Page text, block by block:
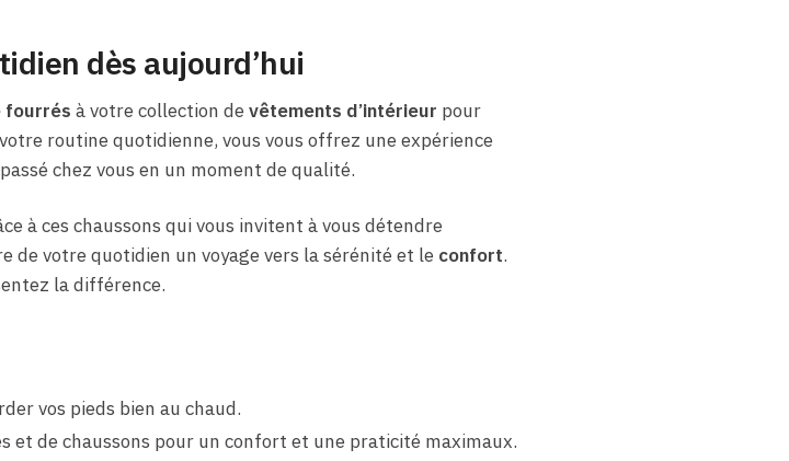
dès aujourd’hui
fourrés à votre collection devêtements d’intérieur pour
routine quotidienne, vous vous offrez une expérience
chez vous en un moment de qualité.
à ces chaussons qui vous invitent à vous détendre
de votre quotidien un voyage vers la sérénité et le confort.
la différence.
vos pieds bien au chaud.
et de chaussons pour un confort et une praticité maximaux.